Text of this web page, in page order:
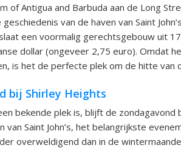
of Antigua and Barbuda aan de Long
van de haven van Saint
een voormalig gerechtsgebouw uit
dollar (ongeveer 2,75 euro). Omdat
is het de perfecte plek om de hitte van
bij Shirley Heights
bekende plek is, blijft de
van Saint John’s, het belangrijkste
overweldigend dan in de